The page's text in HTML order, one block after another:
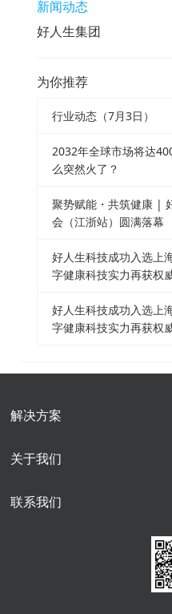
新闻动态
好人生集团
为你推荐
行业动态（7月3日）
2032年全球市场将达
么突然火了？
聚势赋能・共筑健康 |
会（江浙站）圆满落幕
好人生科技成功入选上
字健康科技实力再获权
好人生科技成功入选上
字健康科技实力再获权
解决方案
关于我们
联系我们